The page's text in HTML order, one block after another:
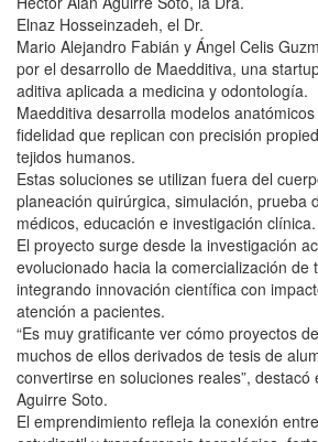
Elnaz Hosseinzadeh, el Dr.
Mario Alejandro Fabián y Ángel Celis
por el desarrollo de Maedditiva, una
aditiva aplicada a medicina y odontología.
Maedditiva desarrolla modelos
fidelidad que replican con precisión
tejidos humanos.
Estas soluciones se utilizan fuera del
planeación quirúrgica, simulación, prueba
médicos, educación e investigación clínica.
El proyecto surge desde la investigación
evolucionado hacia la comercialización de
integrando innovación científica con
atención a pacientes.
“Es muy gratificante ver cómo proyectos
muchos de ellos derivados de tesis de
convertirse en soluciones reales”, destacó
Aguirre Soto.
El emprendimiento refleja la conexión